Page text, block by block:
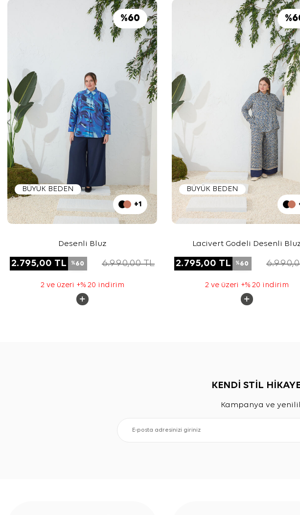
BÜYÜK BEDEN
%60
+1
Desenli Bluz
2.795,00 TL %60 6.990,00TL
2 ve üzeri +% 20 indirim
BÜYÜK BEDEN
%
Lacivert Godeli Desenli
2.795,00 TL %60
2 ve üzeri +% 20 indirim
KENDİ STİL
Kampanya ve